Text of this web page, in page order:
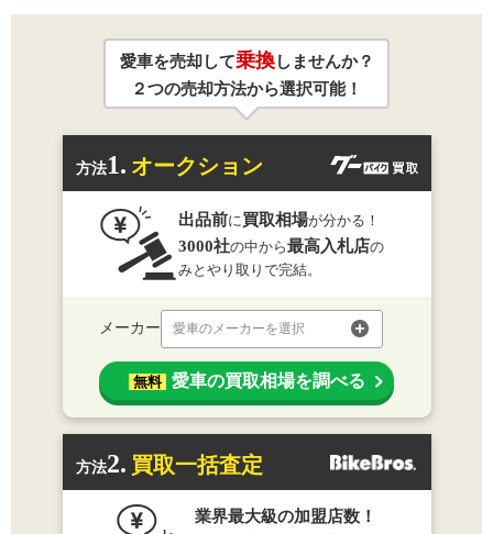
愛車を売却して乗換しませんか？
２つの売却方法から選択可能！
方法1. オークション
出品前に 買取相場が分かる！
3000社の中から最高入札店の
みとやり取りで完結。
メーカー 愛車のメーカーを選択
無料 愛車の買取相場を調べる
方法2. 買取一括査定
業界最大級の加盟店数！